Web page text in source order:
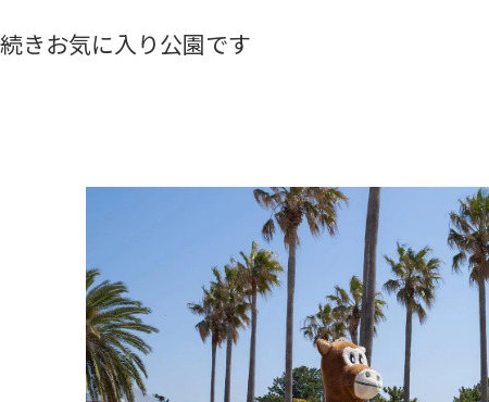
きお気に入り公園です